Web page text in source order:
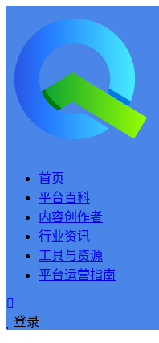
首页
平台百科
内容创作者
行业资讯
工具与资源
平台运营指南
登录